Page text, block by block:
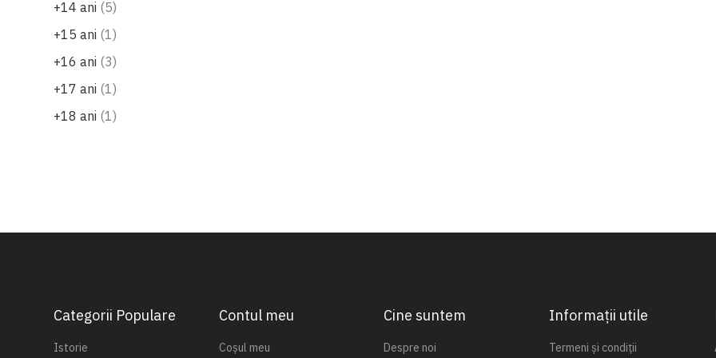
+14 ani
5produse
+15 ani 1produs
+16 ani 3produse
+17 ani 1produs
+18 ani 1produs
Categorii Populare
Istorie
Contul meu
Coșul meu
Cine suntem
Despre noi
Informații utile
Termeni și condiții